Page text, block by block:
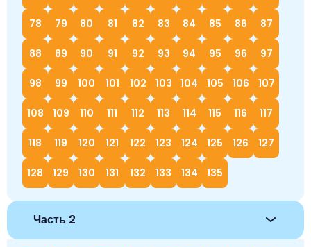
78 79 80 81 82 83 84 85 86 87
88 89 90 91 92 93 94 95 96 97
98 99 100 101 102 103 104 105 106 107
108 109 110 111 112 113 114 115 116 117
118 119 120 121 122 123 124 125 126 127
128 129 130 131 132 133 134 135
Часть 2